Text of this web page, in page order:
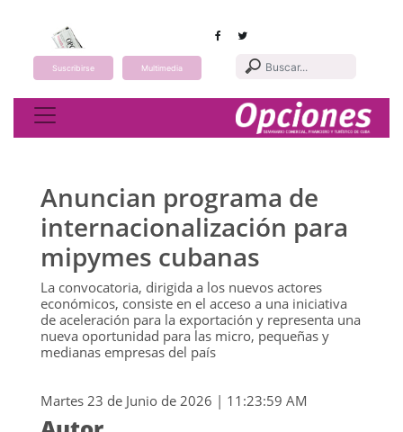
Suscribirse Multimedia
Toggle navigation
Anuncian programa de
internacionalización para
mipymes cubanas
La convocatoria, dirigida a los nuevos actores
económicos, consiste en el acceso a una iniciativa
de aceleración para la exportación y representa una
nueva oportunidad para las micro, pequeñas y
medianas empresas del país
Martes 23 de Junio de 2026 | 11:23:59 AM